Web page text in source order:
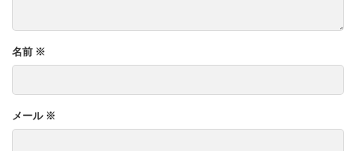
名前 ※
メール ※